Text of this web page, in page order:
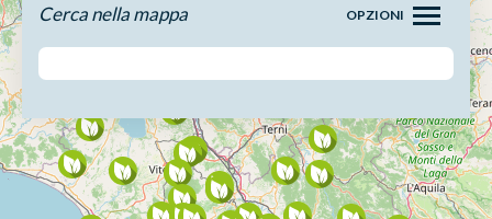
Cerca nella mappa OPZIONI